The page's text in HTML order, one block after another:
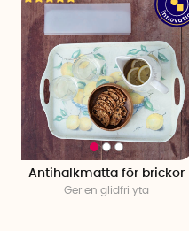
Antihalkmatta för brickor
Ger en glidfri yta